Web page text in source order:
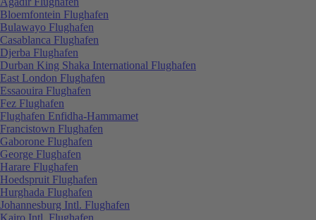
Bloemfontein Flughafen
Bulawayo Flughafen
Casablanca Flughafen
Djerba Flughafen
Durban King Shaka International Flughafen
East London Flughafen
Essaouira Flughafen
Fez Flughafen
Flughafen Enfidha-Hammamet
Francistown Flughafen
Gaborone Flughafen
George Flughafen
Harare Flughafen
Hoedspruit Flughafen
Hurghada Flughafen
Johannesburg Intl. Flughafen
Kairo Intl. Flughafen